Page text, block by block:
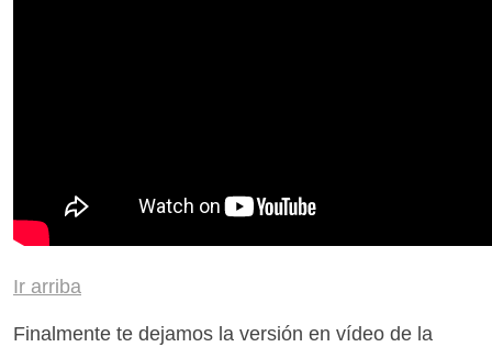
Ir arriba
Finalmente te dejamos la versión en vídeo de la